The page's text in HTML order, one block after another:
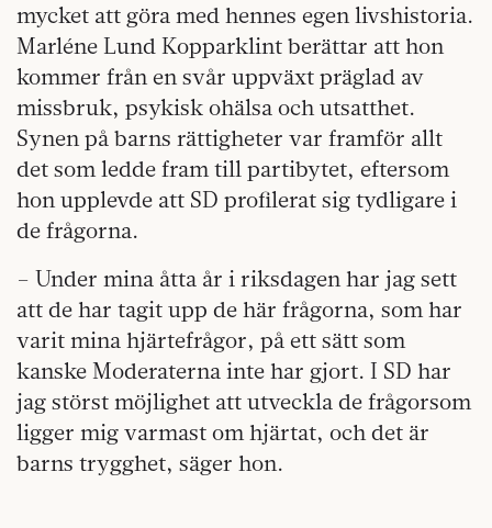
mycket att göra med hennes egen livshistoria.
Marléne Lund Kopparklint berättar att hon
kommer från en svår uppväxt präglad av
missbruk, psykisk ohälsa och utsatthet.
Synen på barns rättigheter var framför allt
det som ledde fram till partibytet, eftersom
hon upplevde att SD profilerat sig tydligare i
de frågorna.
– Under mina åtta år i riksdagen har jag sett
att de har tagit upp de här frågorna, som har
varit mina hjärtefrågor, på ett sätt som
kanske Moderaterna inte har gjort. I SD har
jag störst möjlighet att utveckla de frågorsom
ligger mig varmast om hjärtat, och det är
barns trygghet, säger hon.